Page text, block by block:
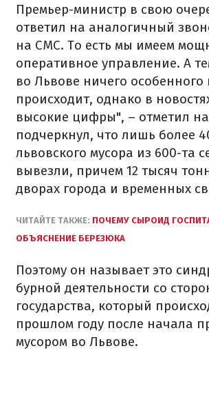
Премьер-министр в свою
ответил на аналогичный
на СМС. То есть мы имеем
оперативное управление. А
во Львове ничего особенного
происходит, однако в
высокие цифры", – отметил
подчеркнул, что лишь более
львовского мусора из 600-та
вывезли, причем 12 тысяч
дворах города и временных
ЧИТАЙТЕ ТАКЖЕ: ПОЧЕМУ СЫРОИД
ОБЪЯСНЕНИЕ БЕРЕЗЮКА
Поэтому он называет это
бурной деятельности со
государства, который
прошлом году после начала
мусором во Львове.